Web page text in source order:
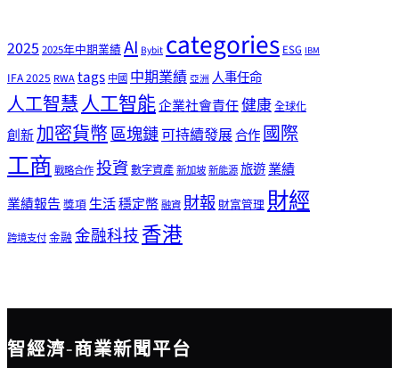
2025 2025年中期業績AI Bybitcategories ESG IBM
IFA 2025 RWAtags 中國 中期業績 亞洲 人事任命
人工智慧人工智能企業社會責任健康全球化
創新加密貨幣區塊鏈可持續發展合作國際
工商 戰略合作投資數字資產新加坡新能源旅遊業績
業績報告 獎項生活穩定幣融資 財報 財富管理 財經
跨境支付金融 金融科技 香港
智經濟-商業新聞平台